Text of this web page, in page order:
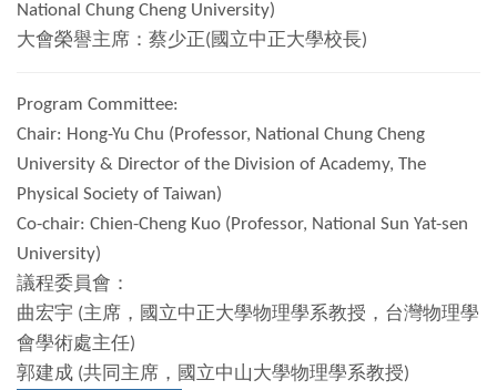
National Chung Cheng University)
大會榮譽主席：蔡少正( 國立中正大學校長)
Program Committee:
Chair: Hong-Yu Chu (Professor, National Chung Cheng
University & Director of the Division of Academy, The
Physical Society of Taiwan)
Co-chair: Chien-Cheng Kuo (Professor, National Sun Yat-sen
University)
議程委員會：
曲宏宇 (主席，國立中正大學物理學系教授，台灣物理學
會學術處主任)
郭建成 (共同主席，國立中山大學物理學系教授)